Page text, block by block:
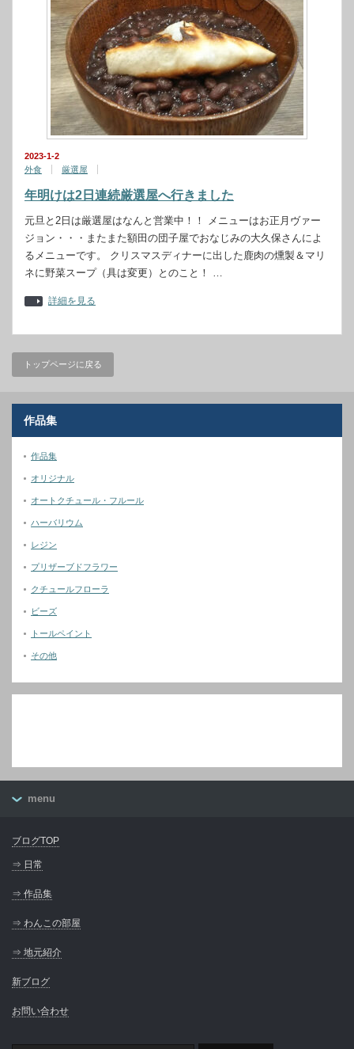
2023-1-2
外食
厳選屋
年明けは2日連続厳選屋へ行きました
元旦と2日は厳選屋はなんと営業中！！ メニューはお正月ヴァー
ジョン・・・またまた額田の団子屋でおなじみの大久保さんによ
るメニューです。 クリスマスディナーに出した鹿肉の燻製＆マリ
ネに野菜スープ（具は変更）とのこと！ …
詳細を見る
トップページに戻る
作品集
作品集
オリジナル
オートクチュール・フルール
ハーバリウム
レジン
プリザーブドフラワー
クチュールフローラ
ビーズ
トールペイント
その他
menu
ブログTOP
⇒ 日常
⇒ 作品集
⇒ わんこの部屋
⇒ 地元紹介
新ブログ
お問い合わせ